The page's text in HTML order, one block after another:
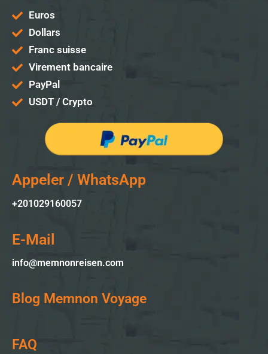
Euros
Dollars
Franc suisse
Virement bancaire
PayPal
USDT / Crypto
Appeler / WhatsApp
+201029160057
E-Mail
info@memnonreisen.com
Blog Memnon Voyage
FAQ